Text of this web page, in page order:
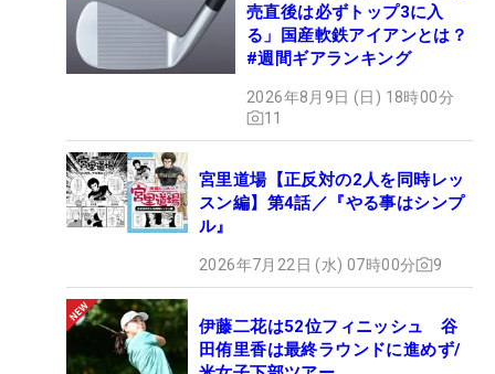
売直後は必ずトップ3に入
る」国産軟鉄アイアンとは？
#週間ギアランキング
2026年8月9日 (日) 18時00分
11
宮里道場【正反対の2人を同時レッ
スン編】第4話／『やる事はシンプ
ル』
2026年7月22日 (水) 07時00分 9
伊藤二花は52位フィニッシュ 谷
田侑里香は最終ラウンドに進めず/